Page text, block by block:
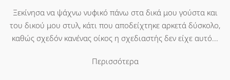
Ξεκίνησα να ψάχνω νυφικό πάνω στα δικά μου γούστα και
του δικού μου στυλ, κάτι που αποδείχτηκε αρκετά δύσκολο,
καθώς σχεδόν κανένας οίκος η σχεδιαστής δεν είχε αυτό...
Περισσότερα